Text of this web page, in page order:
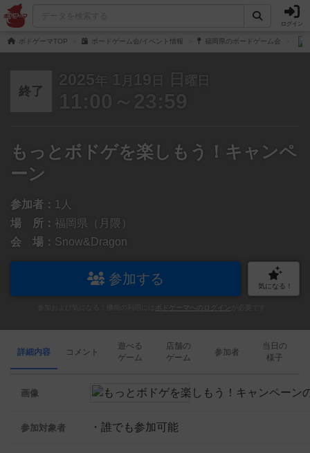
ログイン
ボドゲーマTOP ボードゲーム会/イベント情報 福岡県のボードゲーム会
終了
2025 年 1 月 19 日 日 曜日
11:00～23:59
もっとボドゲを楽しもう！キャンペ
ーン
参加者： 1人
場 所： 福岡県（月隈）
会 場： Snow&Dragon
参加する 気になる！
ボドゲーマへのログイン
詳細内容 コメント
遊べる
ゲーム
店舗の
ゲーム
参加者
当日の
様子
画像
参加対象者 ・誰でも参加可能